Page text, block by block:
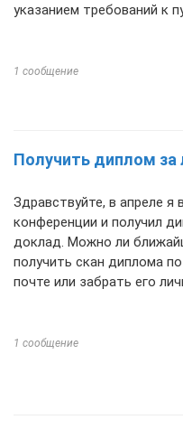
указанием требований к
1 сообщение
Получить диплом
Здравствуйте, в апреле я
конференции и получил
доклад. Можно ли
получить скан диплома
почте или забрать его
1 сообщение